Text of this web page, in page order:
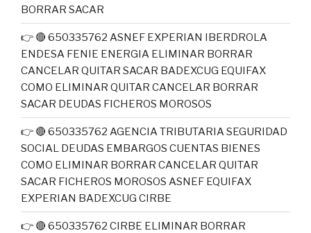
BORRAR SACAR
👉 🔴 650335762 ASNEF EXPERIAN IBERDROLA
ENDESA FENIE ENERGIA ELIMINAR BORRAR
CANCELAR QUITAR SACAR BADEXCUG EQUIFAX
COMO ELIMINAR QUITAR CANCELAR BORRAR
SACAR DEUDAS FICHEROS MOROSOS
👉 🔴 650335762 AGENCIA TRIBUTARIA SEGURIDAD
SOCIAL DEUDAS EMBARGOS CUENTAS BIENES
COMO ELIMINAR BORRAR CANCELAR QUITAR
SACAR FICHEROS MOROSOS ASNEF EQUIFAX
EXPERIAN BADEXCUG CIRBE
👉 🔴 650335762 CIRBE ELIMINAR BORRAR